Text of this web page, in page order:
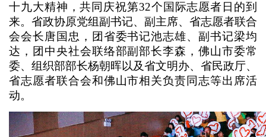
十九大精神，共同庆祝第32个国际志愿者日的到
来。省政协原党组副书记、副主席、省志愿者联合
会会长唐国忠，团省委书记池志雄、副书记梁均
达，团中央社会联络部副部长李森，佛山市委常
委、组织部部长杨朝晖以及省文明办、省民政厅、
省志愿者联合会和佛山市相关负责同志等出席活
动。